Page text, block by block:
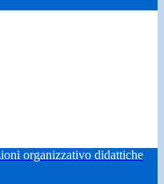
organizzativo didattiche